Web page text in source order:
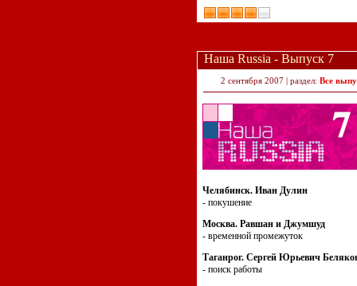
Наша Russia - Выпуск 7
2 сентября 2007 | раздел: Все
Челябинск. Иван Дулин
- покушение
Москва. Равшан и Джумшуд
- временной промежуток
Таганрог. Сергей Юрьевич
- поиск работы